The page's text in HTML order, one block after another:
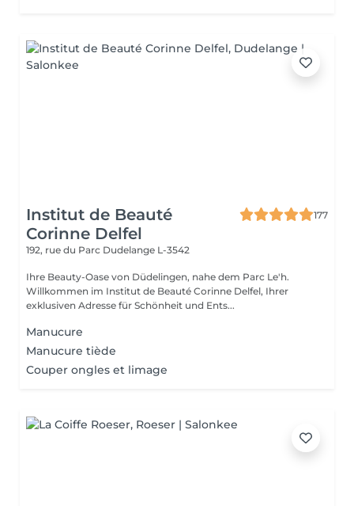
Institut de Beauté
Corinne Delfel
177
192, rue du Parc Dudelange L-3542
Ihre Beauty-Oase von Düdelingen, nahe dem Parc Le'h.
Willkommen im Institut de Beauté Corinne Delfel, Ihrer
exklusiven Adresse für Schönheit und Ents...
Manucure
Manucure tiède
Couper ongles et limage